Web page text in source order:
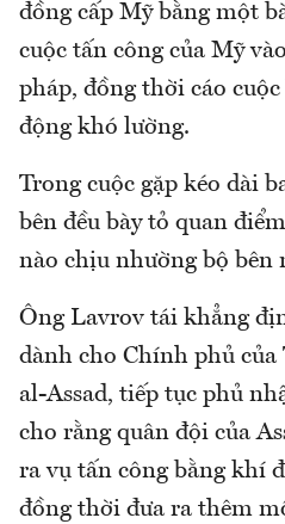
đồng cấp Mỹ bằng một
cuộc tấn công của Mỹ
pháp, đồng thời cáo
động khó lường.
Trong cuộc gặp kéo dài
bên đều bày tỏ quan
nào chịu nhường bộ bên
Ông Lavrov tái khẳng
dành cho Chính phủ của
al-Assad, tiếp tục phủ
cho rằng quân đội của
ra vụ tấn công bằng khí
đồng thời đưa ra thêm